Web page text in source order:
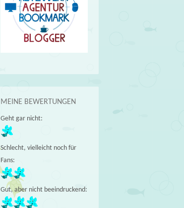
MEINE BEWERTUNGEN
Geht gar nicht:
Schlecht, vielleicht noch für
Fans:
Gut, aber nicht beeindruckend: